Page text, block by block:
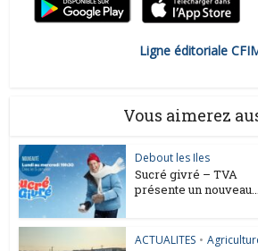
Ligne éditoriale
Vous aimerez
Debout les Iles
Sucré givré – TVA
présente un nouveau...
ACTUALITES •